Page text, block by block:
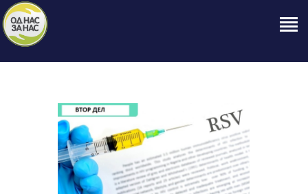
ЗА НАС
НАШЕ ПРАВО
ОБЈАВИ
ПРОЕКТИ